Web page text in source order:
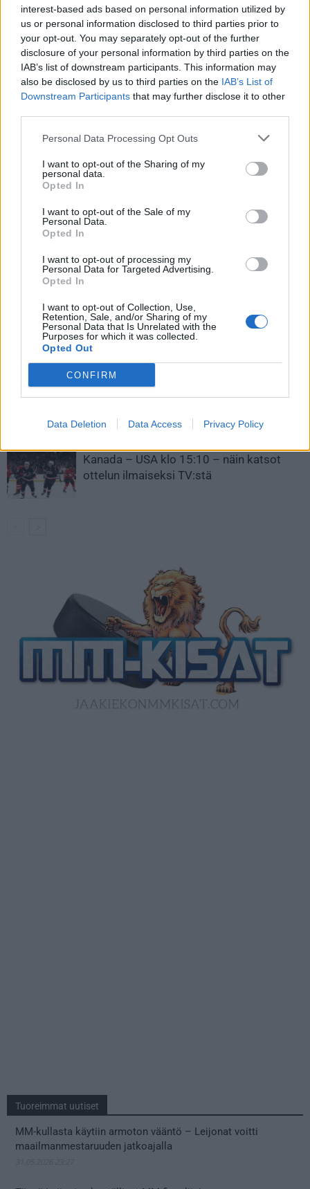
interest-based ads based on personal information utilized by
us or personal information disclosed to third parties prior to
your opt-out. You may separately opt-out of the further
disclosure of your personal information by third parties on the
IAB’s list of downstream participants. This information may
also be disclosed by us to third parties on the IAB’s List of
Downstream Participants that may further disclose it to other
Personal Data Processing Opt Outs
I want to opt-out of the Sharing of my
personal data.
Opted In
I want to opt-out of the Sale of my
Personal Data.
Opted In
I want to opt-out of processing my
Personal Data for Targeted Advertising.
Opted In
I want to opt-out of Collection, Use,
Retention, Sale, and/or Sharing of my
Personal Data that Is Unrelated with the
Purposes for which it was collected.
Opted Out
CONFIRM
Data Deletion Data Access Privacy Policy
Tsekkaa myös:USA saamassa kivikovan vahvistuksen –
Columbuksen ykköspakki Zach Werenski tulossa MM-kisoihin
Edellinen artikkeli
vahvistuksen – Columbuksen
ykköspakki Zach Werenski
tulossa MM-kisoihin
Seuraava artikkeli
– niittasi Carolinalle
loppuhetkien voittomaalin
LIITTYVÄT ARTIKKELIT
Leijonat julkisti ketjut Sveitsi-peliin –
Aleksander Barkov tekee paluun
50 jäähyminuuttia
Kanada – USA klo 15:10 – näin katsot
ottelun ilmaiseksi TV:stä
Tuoreimmat uutiset
MM-kullasta käytiin armoton vääntö – Leijonat voitti
maailmanmestaruuden jatkoajalla